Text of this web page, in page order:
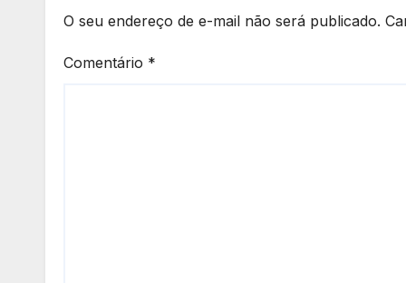
O seu endereço de e-mail não será publicado.
Comentário *